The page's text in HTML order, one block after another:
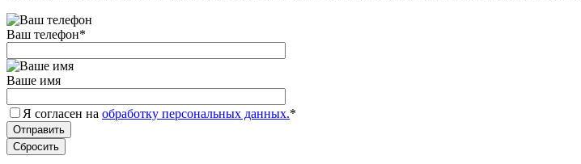
Ваш телефон*
Ваше имя
Я согласен на обработку персональных данных.*